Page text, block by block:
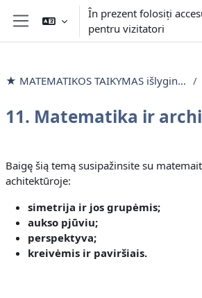
Sari la conţinutul principal
Panou lateral
În prezent folosiți
pentru vizitatori
★ MATEMATIKOS TAIKYMAS išlyginamieji mokymai
11. Matematika ir
Contur secțiune
Baigę šią temą susipažinsite su
achitektūroje:
simetrija ir jos grupėmis;
aukso pjūviu;
perspektyva;
kreivėmis ir paviršiais.